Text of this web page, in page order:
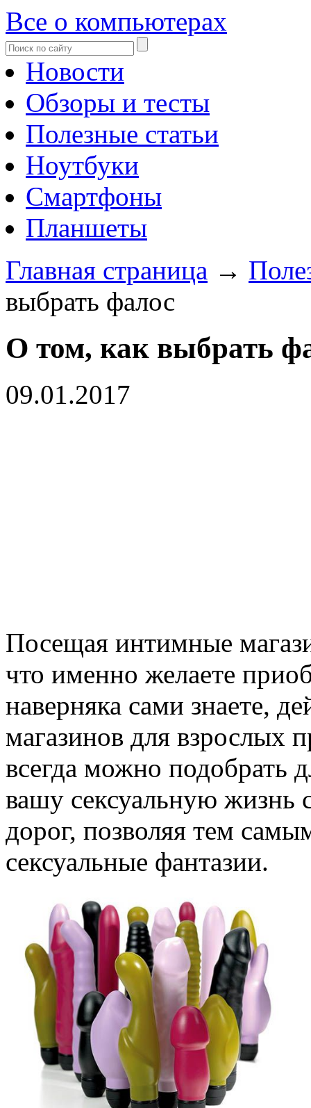
Все о компьютерах
Новости
Обзоры и тесты
Полезные статьи
Ноутбуки
Смартфоны
Планшеты
Главная страница →
выбрать фалос
О том, как выбрать
09.01.2017
Посещая интимные
что именно желаете
наверняка сами знаете,
магазинов для взрослых
всегда можно подобрать
вашу сексуальную жизнь
дорог, позволяя тем
сексуальные фантазии.